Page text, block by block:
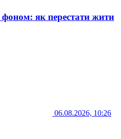
як перестати жити
06.08.2026, 10:26